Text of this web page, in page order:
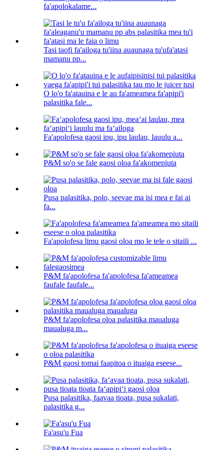
fa'apolokalame...
Tasi taofi fa'ailoga tu'iina auaunaga tu'ufa'atasi
mamanu pp...
O lo'o fa'atauina e le au fa'ameamea fa'apipi'i
palasitika fale...
Fa'apolofesa gaosi ipu, ipu laulau, lauulu a...
P&M so'o se fale gaosi oloa fa'akomepiuta
Pusa palasitika, polo, seevae ma isi mea e fai ai
fa...
Fa'apolofesa limu gaosi oloa mo le tele o sitaili ...
P&M fa'apolofesa fa'apolofesa fa'ameamea
faufale faufale...
P&M fa'apolofesa oloa palasitika maualuga
maualuga m...
P&M gaosi tomai faapitoa o ituaiga eseese...
Pusa palasitika, faavaa tioata, pusa sukalati,
palasitika g...
Fa'asu'u Fua